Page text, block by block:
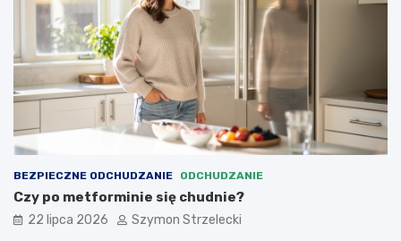
BEZPIECZNE ODCHUDZANIE ODCHUDZANIE
Czy po metforminie się chudnie?
22 lipca 2026 Szymon Strzelecki